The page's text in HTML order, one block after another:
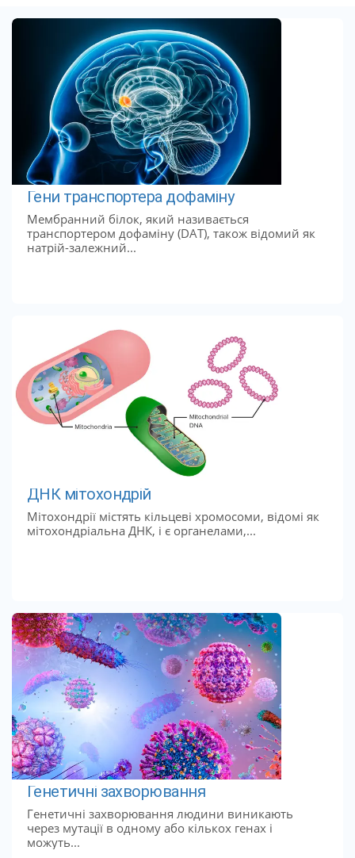
Гени транспортера дофаміну
Мембранний білок, який називається
транспортером дофаміну (DAT), також відомий як
натрій-залежний...
ДНК мітохондрій
Мітохондрії містять кільцеві хромосоми, відомі як
мітохондріальна ДНК, і є органелами,...
Генетичні захворювання
Генетичні захворювання людини виникають
через мутації в одному або кількох генах і
можуть...